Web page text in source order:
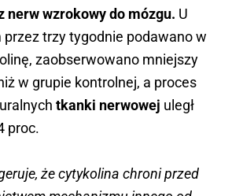
nerw wzrokowy do mózgu. U
przez trzy tygodnie podawano w
zaobserwowano mniejszy
w grupie kontrolnej, a proces
tkanki nerwowej uległ
proc.
że cytykolina chroni przed